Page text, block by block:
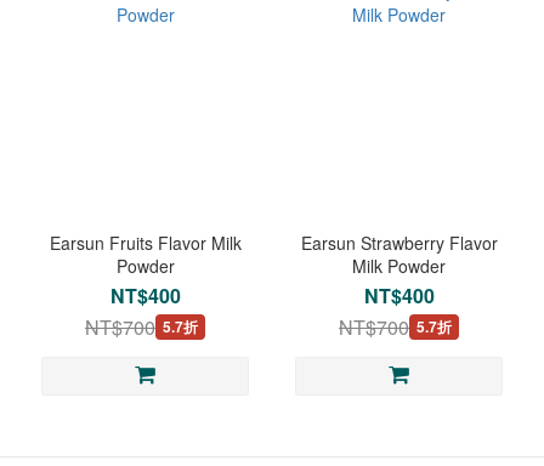
Earsun Fruits Flavor Milk
Powder
NT$400
NT$700 5.7折
Earsun Strawberry Flavor
Milk Powder
NT$400
NT$700 5.7折